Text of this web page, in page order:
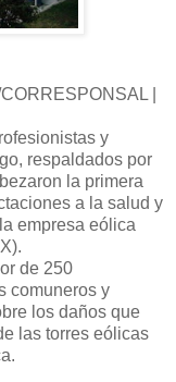
|
y
respaldados por
la primera
a la salud y
empresa eólica
de 250
comuneros y
los daños que
las torres eólicas